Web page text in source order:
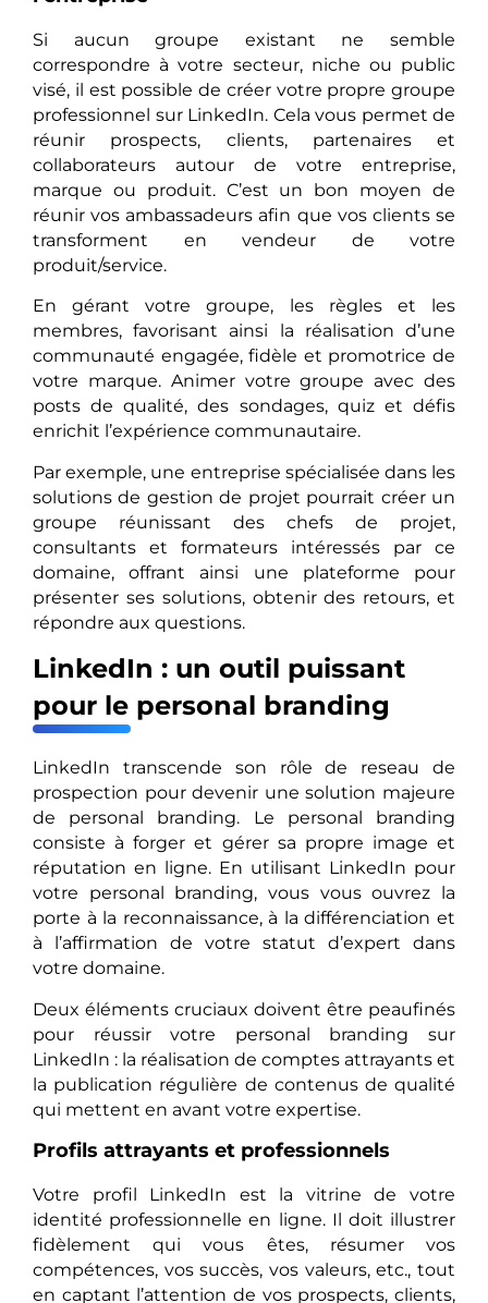
Si aucun groupe existant ne semble
correspondre à votre secteur, niche ou public
visé, il est possible de créer votre propre groupe
professionnel sur LinkedIn. Cela vous permet de
réunir prospects, clients, partenaires et
collaborateurs autour de votre entreprise,
marque ou produit. C’est un bon moyen de
réunir vos ambassadeurs afin que vos clients se
transforment en vendeur de votre
produit/service.
En gérant votre groupe, les règles et les
membres, favorisant ainsi la réalisation d’une
communauté engagée, fidèle et promotrice de
votre marque. Animer votre groupe avec des
posts de qualité, des sondages, quiz et défis
enrichit l’expérience communautaire.
Par exemple, une entreprise spécialisée dans les
solutions de gestion de projet pourrait créer un
groupe réunissant des chefs de projet,
consultants et formateurs intéressés par ce
domaine, offrant ainsi une plateforme pour
présenter ses solutions, obtenir des retours, et
répondre aux questions.
LinkedIn : un outil puissant
pour le personal branding
LinkedIn transcende son rôle de reseau de
prospection pour devenir une solution majeure
de personal branding. Le personal branding
consiste à forger et gérer sa propre image et
réputation en ligne. En utilisant LinkedIn pour
votre personal branding, vous vous ouvrez la
porte à la reconnaissance, à la différenciation et
à l’affirmation de votre statut d’expert dans
votre domaine.
Deux éléments cruciaux doivent être peaufinés
pour réussir votre personal branding sur
LinkedIn : la réalisation de comptes attrayants et
la publication régulière de contenus de qualité
qui mettent en avant votre expertise.
Profils attrayants et professionnels
Votre profil LinkedIn est la vitrine de votre
identité professionnelle en ligne. Il doit illustrer
fidèlement qui vous êtes, résumer vos
compétences, vos succès, vos valeurs, etc., tout
en captant l’attention de vos prospects, clients,